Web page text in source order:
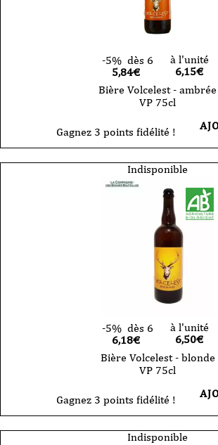
-5% dès 6
5,84€
à l'unité
6,15€
Bière Volcelest - ambrée
VP 75cl
Gagnez 3 points fidélité !
Indisponible
-5% dès 6
6,18€
à l'unité
6,50€
Bière Volcelest - blonde
VP 75cl
Gagnez 3 points fidélité !
Indisponible